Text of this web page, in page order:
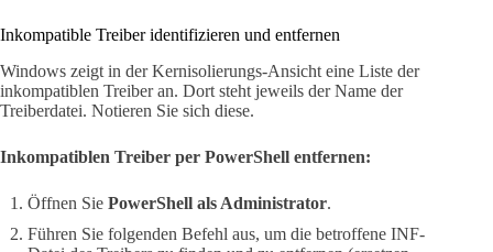
Inkompatible Treiber identifizieren und entfernen
Windows zeigt in der Kernisolierungs-Ansicht eine Liste der
inkompatiblen Treiber an. Dort steht jeweils der Name der
Treiberdatei. Notieren Sie sich diese.
Inkompatiblen Treiber per PowerShell entfernen:
Öffnen Sie PowerShell als Administrator.
Führen Sie folgenden Befehl aus, um die betroffene INF-